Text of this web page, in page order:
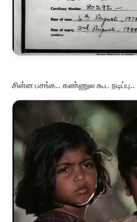
சின்ன பசங்க.. கண்ணுல கூட